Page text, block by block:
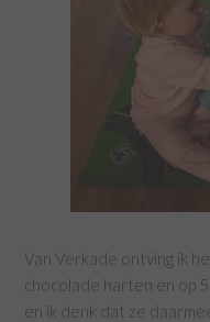
Van Verkade ontving ik
chocolade harten en op
en ik denk dat ze